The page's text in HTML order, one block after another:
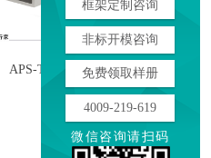
APS-T3230
4009-219-619
微信咨询请扫码
框架定制咨询
非标开模咨询
免费领取样册